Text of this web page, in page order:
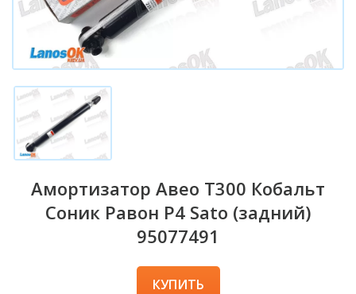
Амортизатор Авео Т300 Кобальт
Соник Равон Р4 Sato (задний)
95077491
КУПИТЬ